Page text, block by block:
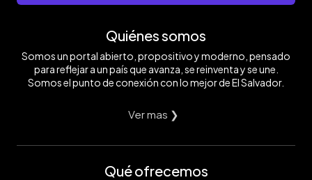
Quiénes somos
Somos un portal abierto, propositivo y moderno, pensado
para reflejar a un país que avanza, se reinventa y se une.
Somos el punto de conexión con lo mejor de El Salvador.
Ver mas ❯
Qué ofrecemos